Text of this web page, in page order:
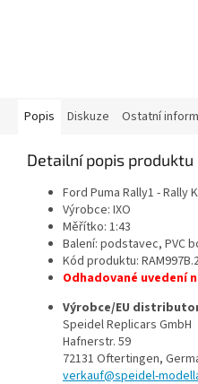
Popis Diskuze Ostatní
Detailní popis produktu
Ford Puma Rally1 - Rally
Výrobce: IXO
Měřítko: 1:43
Balení: podstavec, PVC
Kód produktu:
Odhadované uvedení
Výrobce/EU
Speidel Replicars GmbH
Hafnerstr. 59
72131 Oftertingen,
verkauf@speidel-